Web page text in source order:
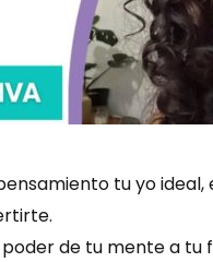
tu yo ideal,
de tu mente a tu